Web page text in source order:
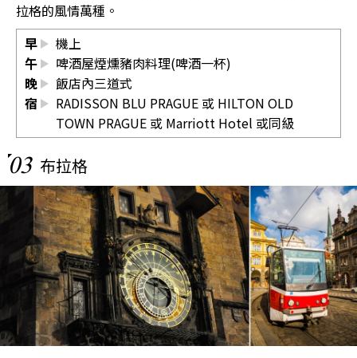
拉格的風情萬種。
早
機上
午
啤酒屋煙燻豬肉料理(啤酒一杯)
晚
飯店內三道式
宿
RADISSON BLU PRAGUE 或 HILTON OLD
TOWN PRAGUE 或 Marriott Hotel 或同級
03 布拉格